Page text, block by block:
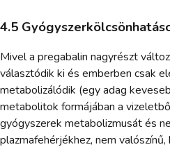
4.5
Mivel a pregabalin nagyrészt
választódik ki és emberben csak
metabolizálódik (egy adag
metabolitok formájában a
gyógyszerek metabolizmusát és
plazmafehérjékhez, nem